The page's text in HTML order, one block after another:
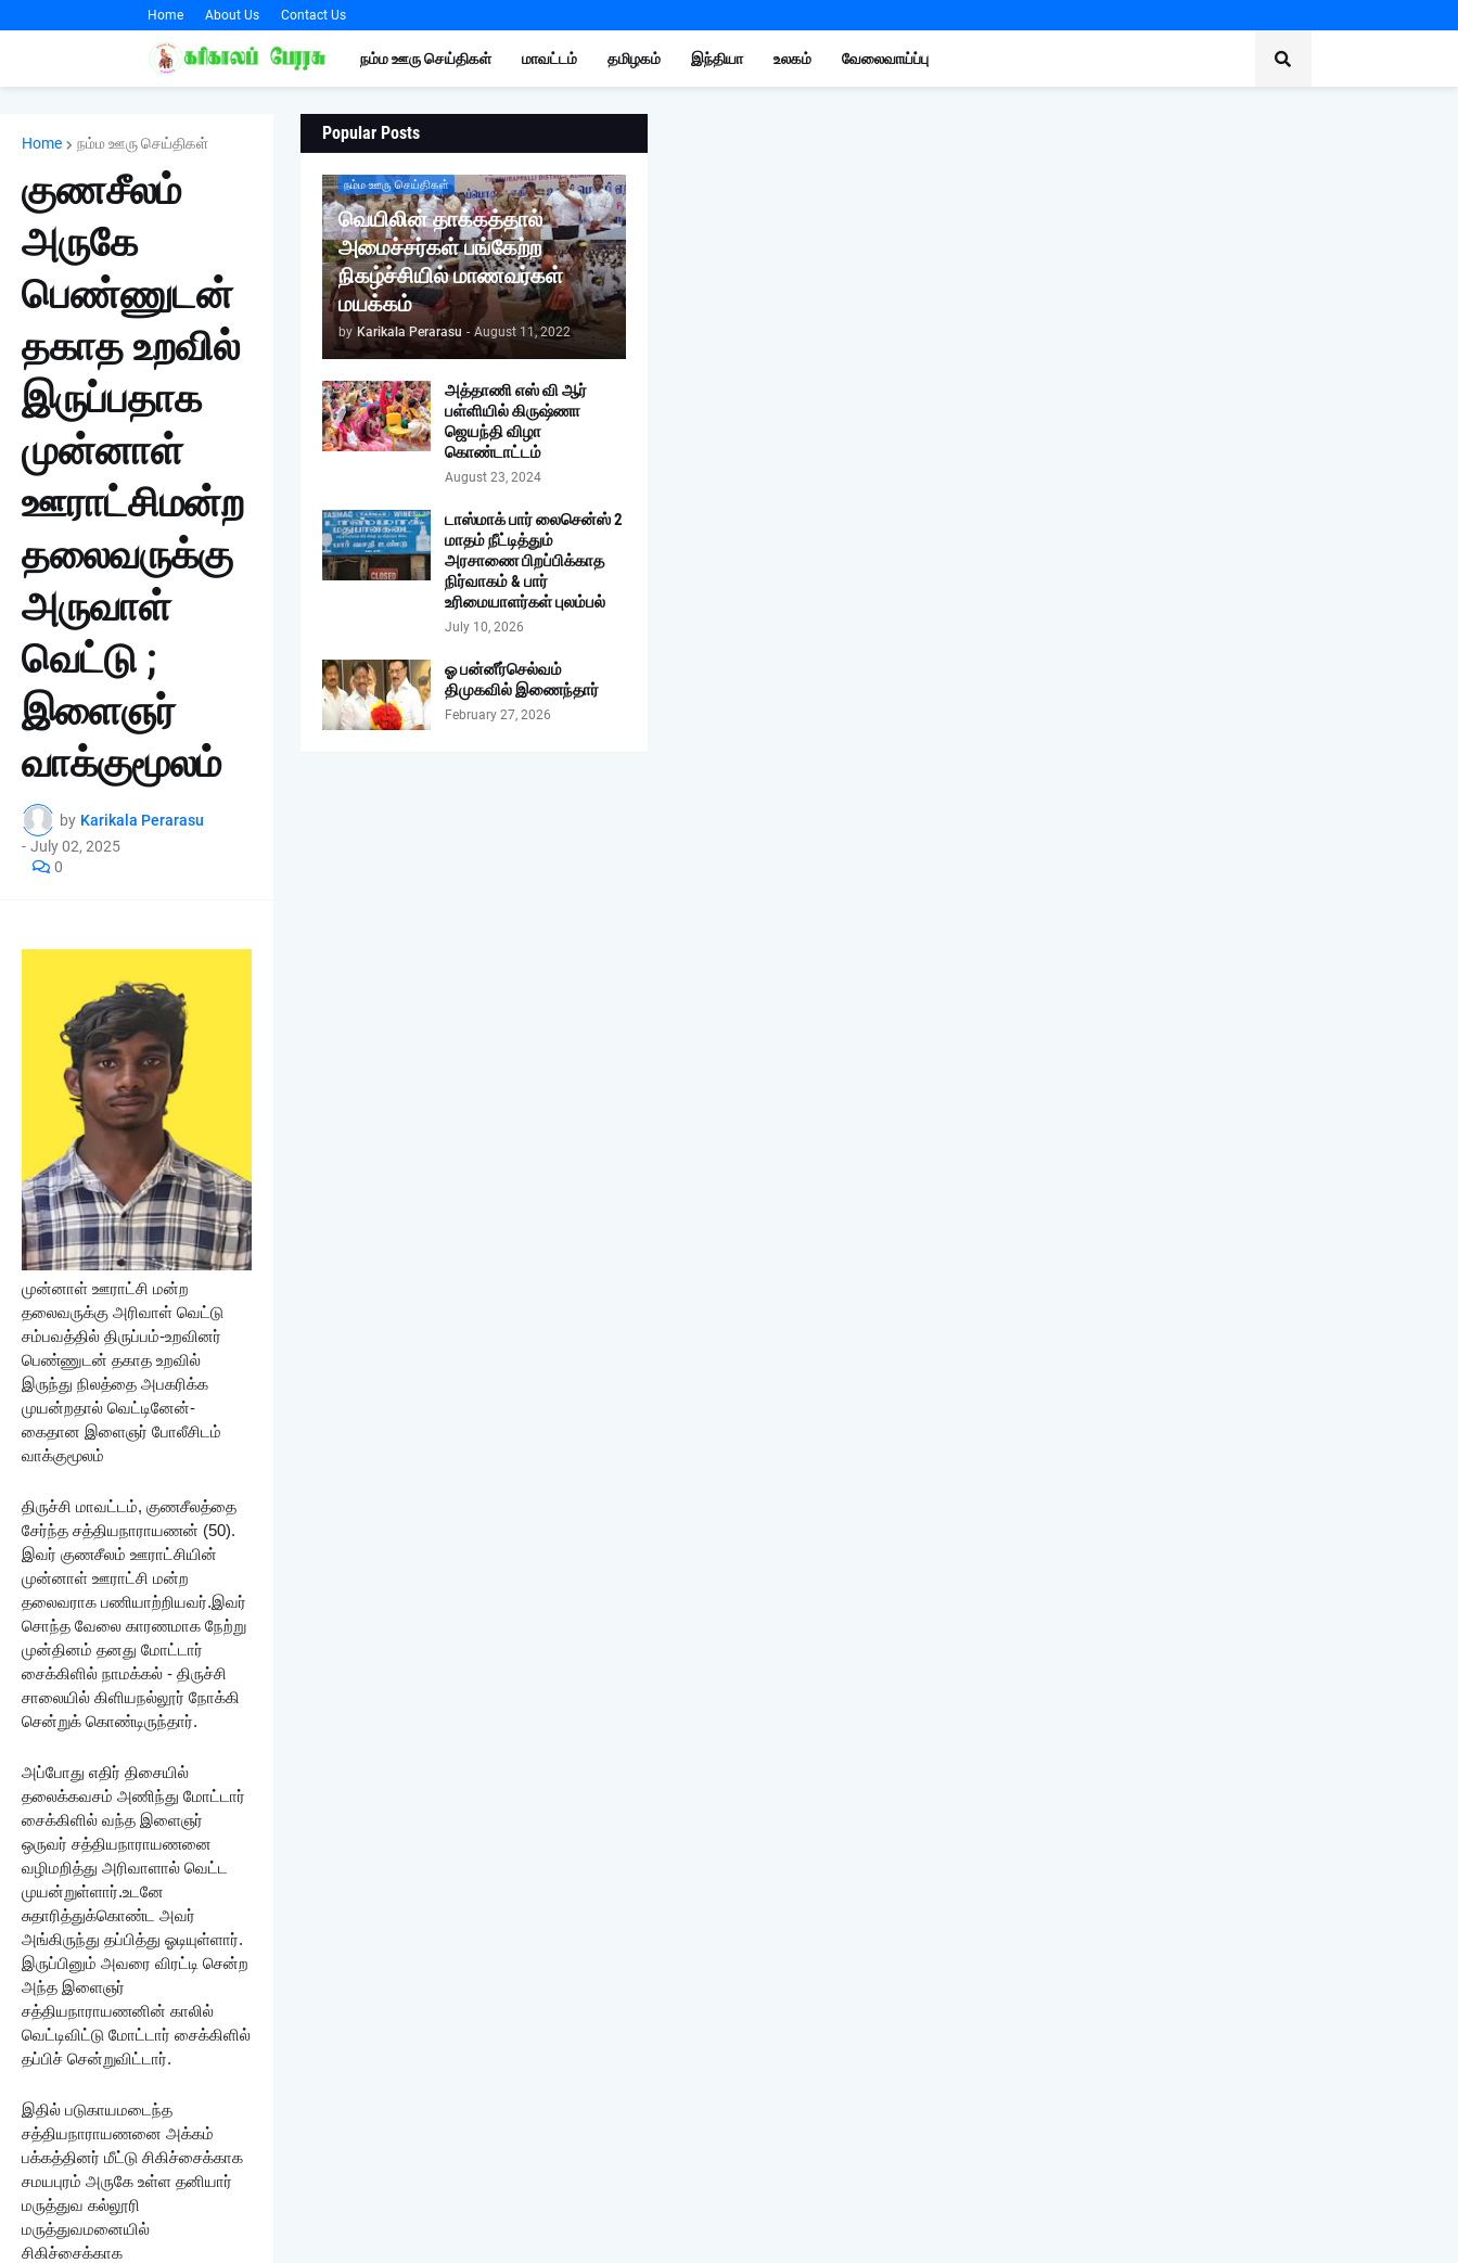
Home About Us Contact Us
நம்ம ஊரு செய்திகள் மாவட்டம் தமிழகம் இந்தியா உலகம் வேலைவாய்ப்பு
Home நம்ம ஊரு செய்திகள்
குணசீலம்
அருகே
பெண்ணுடன்
தகாத உறவில்
இருப்பதாக
முன்னாள்
ஊராட்சிமன்ற
தலைவருக்கு
அருவாள்
வெட்டு ;
இளைஞர்
வாக்குமூலம்
by Karikala Perarasu
- July 02, 2025
0
முன்னாள் ஊராட்சி மன்ற
தலைவருக்கு அரிவாள் வெட்டு
சம்பவத்தில் திருப்பம்-உறவினர்
பெண்ணுடன் தகாத உறவில்
இருந்து நிலத்தை அபகரிக்க
முயன்றதால் வெட்டினேன்-
கைதான இளைஞர் போலீசிடம்
வாக்குமூலம்
திருச்சி மாவட்டம், குணசீலத்தை
சேர்ந்த சத்தியநாராயணன் (50).
இவர் குணசீலம் ஊராட்சியின்
முன்னாள் ஊராட்சி மன்ற
தலைவராக பணியாற்றியவர்.இவர்
சொந்த வேலை காரணமாக நேற்று
முன்தினம் தனது மோட்டார்
சைக்கிளில் நாமக்கல் - திருச்சி
சாலையில் கிளியநல்லூர் நோக்கி
சென்றுக் கொண்டிருந்தார்.
அப்போது எதிர் திசையில்
தலைக்கவசம் அணிந்து மோட்டார்
சைக்கிளில் வந்த இளைஞர்
ஒருவர் சத்தியநாராயணனை
வழிமறித்து அரிவாளால் வெட்ட
முயன்றுள்ளார்.உடனே
சுதாரித்துக்கொண்ட அவர்
அங்கிருந்து தப்பித்து ஓடியுள்ளார்.
இருப்பினும் அவரை விரட்டி சென்ற
அந்த இளைஞர்
சத்தியநாராயணனின் காலில்
வெட்டிவிட்டு மோட்டார் சைக்கிளில்
தப்பிச் சென்றுவிட்டார்.
இதில் படுகாயமடைந்த
சத்தியநாராயணனை அக்கம்
பக்கத்தினர் மீட்டு சிகிச்சைக்காக
சமயபுரம் அருகே உள்ள தனியார்
மருத்துவ கல்லூரி
மருத்துவமனையில்
சிகிச்சைக்காக
Popular Posts
நம்ம ஊரு செய்திகள்
வெயிலின் தாக்கத்தால்
அமைச்சர்கள் பங்கேற்ற
நிகழ்ச்சியில் மாணவர்கள்
மயக்கம்
by Karikala Perarasu - August 11, 2022
அத்தாணி எஸ் வி ஆர்
பள்ளியில் கிருஷ்ணா
ஜெயந்தி விழா
கொண்டாட்டம்
August 23, 2024
டாஸ்மாக் பார் லைசென்ஸ் 2
மாதம் நீட்டித்தும்
அரசாணை பிறப்பிக்காத
நிர்வாகம் & பார்
உரிமையாளர்கள் புலம்பல்
July 10, 2026
ஓ பன்னீர்செல்வம்
திமுகவில் இணைந்தார்
February 27, 2026